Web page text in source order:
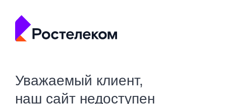
Уважаемый клиент,
наш сайт недоступен